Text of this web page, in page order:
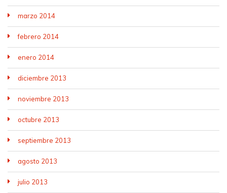
marzo 2014
febrero 2014
enero 2014
diciembre 2013
noviembre 2013
octubre 2013
septiembre 2013
agosto 2013
julio 2013